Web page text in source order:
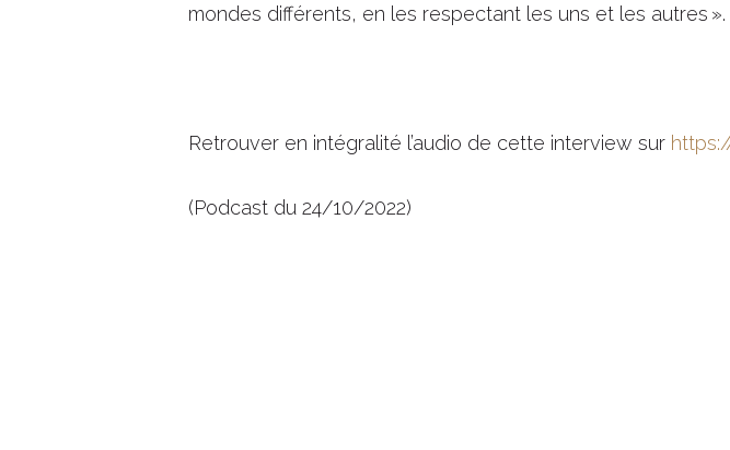
mondes différents, en les respectant les uns et les autres ».
Retrouver en intégralité l’audio de cette interview sur
(Podcast du 24/10/2022)